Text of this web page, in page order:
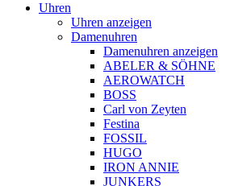
Uhren
Uhren anzeigen
Damenuhren
Damenuhren anzeigen
ABELER & SÖHNE
AEROWATCH
BOSS
Carl von Zeyten
Festina
FOSSIL
HUGO
IRON ANNIE
JUNKERS